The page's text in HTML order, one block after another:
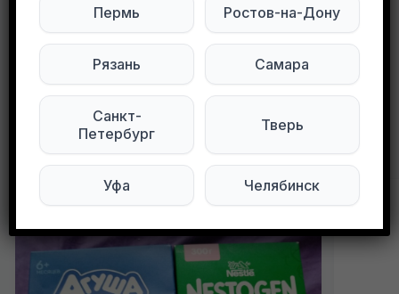
0 116 просмотров
Другие объявления в этом городе
Пермь Ростов-на-Дону
Рязань Самара
Санкт-
Петербург
Тверь
Уфа Челябинск